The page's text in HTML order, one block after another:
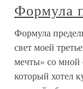
Формула
Формула
свет моей
мечты» со мной
который хотел